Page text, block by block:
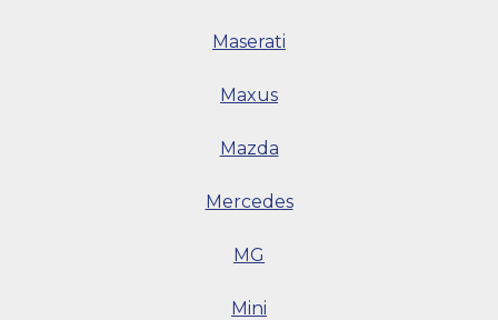
Maserati
Maxus
Mazda
Mercedes
MG
Mini